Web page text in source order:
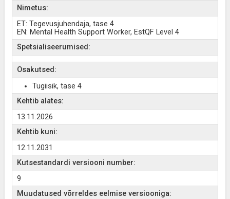
Nimetus:
ET: Tegevusjuhendaja, tase 4
EN: Mental Health Support Worker, EstQF Level 4
Spetsialiseerumised:
Osakutsed:
Tugiisik, tase 4
Kehtib alates:
13.11.2026
Kehtib kuni:
12.11.2031
Kutsestandardi versiooni number:
9
Muudatused võrreldes eelmise versiooniga: